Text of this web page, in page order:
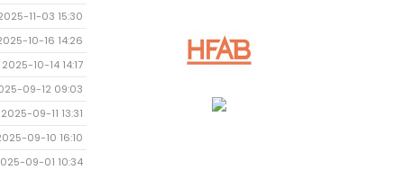
11-03 15:30
10-16 14:26
2025-10-14 14:17
09-12 09:03
2025-09-11 13:31
09-10 16:10
09-01 10:34